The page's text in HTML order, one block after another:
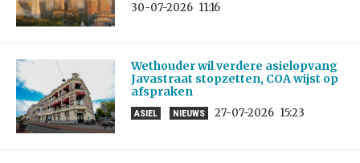
30-07-2026 11:16
Wethouder wil verdere asielopvang
Javastraat stopzetten, COA wijst op
afspraken
ASIEL NIEUWS 27-07-2026 15:23